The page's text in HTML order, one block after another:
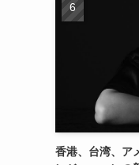
香港、台湾、ア